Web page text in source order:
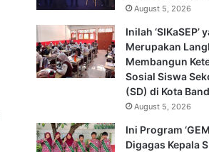
August 5, 2026
Inilah ‘SIKaSEP’
Merupakan
Membangun
Sosial Siswa
(SD) di Kota
August 5, 2026
Ini Program
Digagas Kepala